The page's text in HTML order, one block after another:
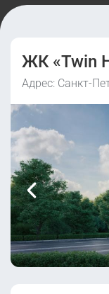
ЖК «Twin
Адрес: Санкт-